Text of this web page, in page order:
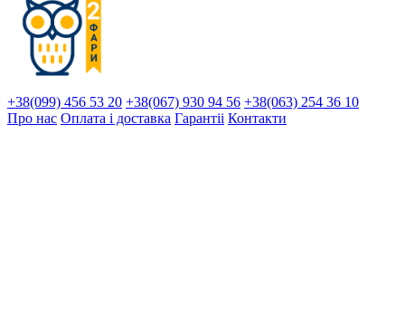
+38(099) 456 53 20 +38(067) 930 94 56 +38(063) 254 36 10
Про нас Оплата і доставка Гарантіi Контакти